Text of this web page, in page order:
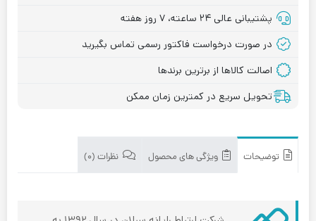
پشتیبانی عالی ۲۴ ساعته، ۷ روز هفته
در صورت درخواست فاکتور رسمی تماس بگیرید
اصالت کالاها از برترین برندها
تحویل سریع در کمترین زمان ممکن
توضیحات ویژگی های محصول نظرات (۰)